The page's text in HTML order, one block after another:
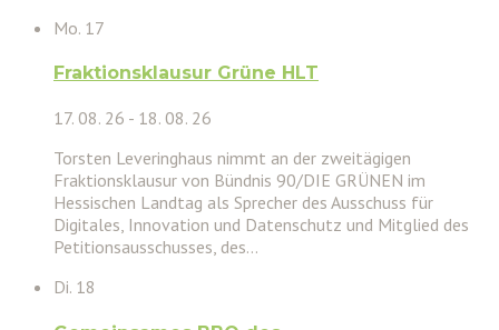
Mo. 17
Fraktionsklausur Grüne HLT
17. 08. 26 - 18. 08. 26
Torsten Leveringhaus nimmt an der zweitägigen
Fraktionsklausur von Bündnis 90/DIE GRÜNEN im
Hessischen Landtag als Sprecher des Ausschuss für
Digitales, Innovation und Datenschutz und Mitglied des
Petitionsausschusses, des…
Di. 18